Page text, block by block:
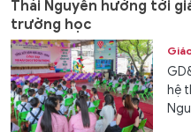
Thái Nguyên hướng tới
trường học
hệ